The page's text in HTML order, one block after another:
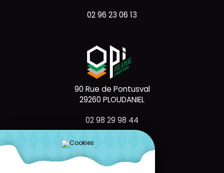
02 96 23 06 13
90 Rue de Pontusval
29260 PLOUDANIEL
02 98 29 98 44